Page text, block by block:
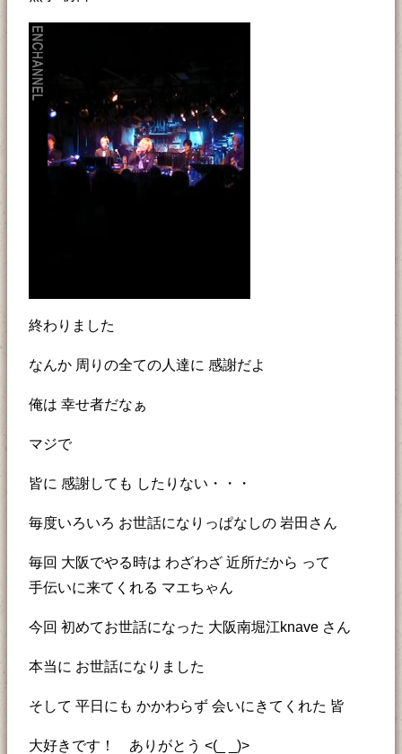
終わりました
なんか 周りの全ての人達に 感謝だよ
俺は 幸せ者だなぁ
マジで
皆に 感謝しても したりない・・・
毎度いろいろ お世話になりっぱなしの 岩田さん
毎回 大阪でやる時は わざわざ 近所だから って
手伝いに来てくれる マエちゃん
今回 初めてお世話になった 大阪南堀江knave さん
本当に お世話になりました
そして 平日にも かかわらず 会いにきてくれた 皆
大好きです！ ありがとう <(_ _)>